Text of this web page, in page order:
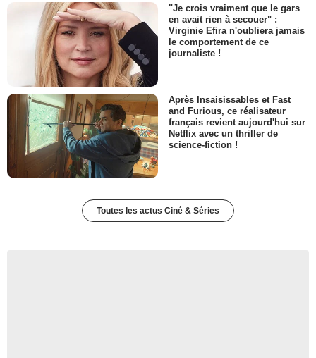
"Je crois vraiment que le gars
en avait rien à secouer" :
Virginie Efira n'oubliera jamais
le comportement de ce
journaliste !
Après Insaisissables et Fast
and Furious, ce réalisateur
français revient aujourd'hui sur
Netflix avec un thriller de
science-fiction !
Toutes les actus Ciné & Séries